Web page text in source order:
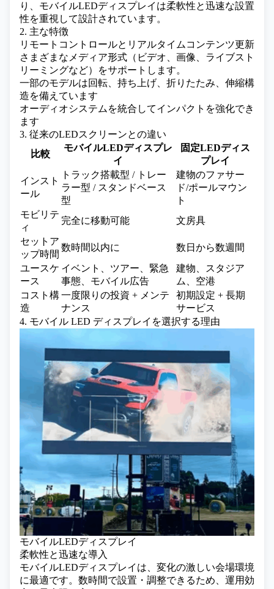
り、モバイルLEDディスプレイは柔軟性と迅速な設置
性を重視して設計されています。
2. 主な特徴
リモートコントロールとリアルタイムコンテンツ更新
さまざまなメディア形式（ビデオ、画像、ライブスト
リーミングなど）をサポートします。
一部のモデルは回転、持ち上げ、折りたたみ、伸縮構
造を備えています
オーディオシステムを統合してインパクトを強化でき
ます
3. 従来のLEDスクリーンとの違い
比較
モバイルLEDディスプレ
イ
固定LEDディス
プレイ
インスト
ール
トラック搭載型 / トレー
ラー型 / スタンドベース
型
建物のファサー
ド/ポールマウン
ト
モビリテ
ィ
完全に移動可能
文房具
セットア
ップ時間
数時間以内に
数日から数週間
ユースケ
ース
イベント、ツアー、緊急
事態、モバイル広告
建物、スタジア
ム、空港
コスト構
造
一度限りの投資 + メンテ
ナンス
初期設定 + 長期
サービス
4. モバイル LED ディスプレイを選択する理由
モバイルLEDディスプレイ
柔軟性と迅速な導入
モバイルLEDディスプレイは、変化の激しい会場環境
に最適です。数時間で設置・調整できるため、運用効